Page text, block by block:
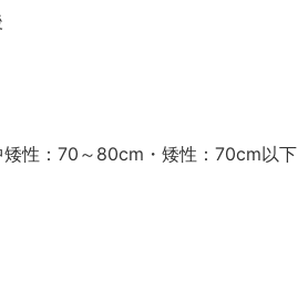
性：70～80cm・矮性：70cm以下